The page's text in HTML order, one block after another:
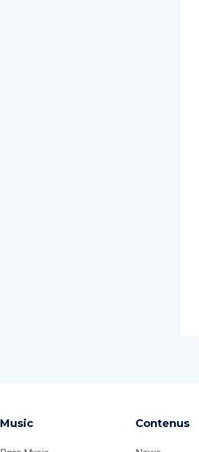
Music Contenus